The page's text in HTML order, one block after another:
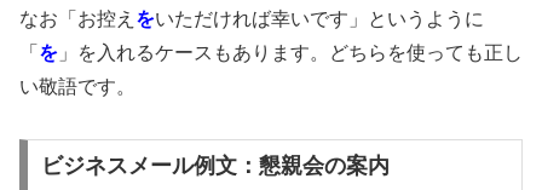
なお「お控え をいただければ幸いです」というように
「 を 」を入れるケースもあります。どちらを使っても正し
い敬語です。
ビジネスメール例文：懇親会の案内